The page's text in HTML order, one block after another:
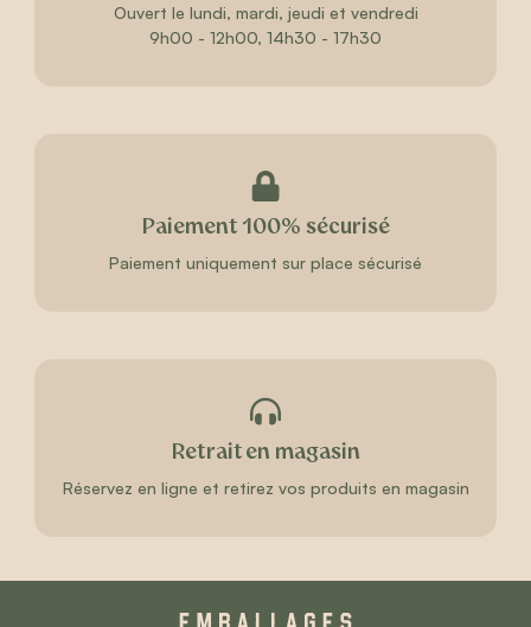
Ouvert le lundi, mardi, jeudi et vendredi
9h00 - 12h00, 14h30 - 17h30
Paiement 100% sécurisé
Paiement uniquement sur place sécurisé
Retrait en magasin
Réservez en ligne et retirez vos produits en magasin